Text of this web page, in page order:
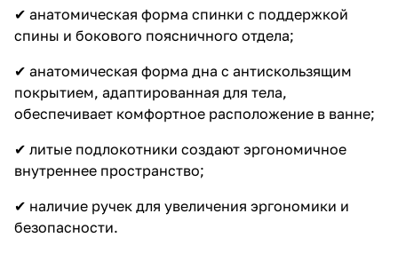
✔ анатомическая форма спинки с поддержкой
спины и бокового поясничного отдела;
✔ анатомическая форма дна с антискользящим
покрытием, адаптированная для тела,
обеспечивает комфортное расположение в ванне;
✔ литые подлокотники создают эргономичное
внутреннее пространство;
✔ наличие ручек для увеличения эргономики и
безопасности.